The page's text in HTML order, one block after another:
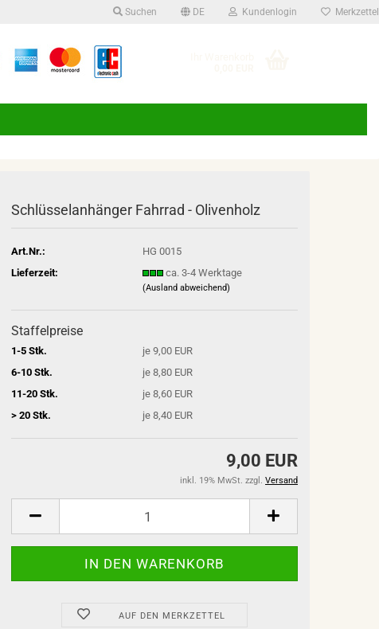
Suchen DE
Sprache auswählen
Kundenlogin
Passwort
Konto erstellen
Passwort vergessen?
Merkzettel
Schlüsselanhänger Fahrrad - Olivenholz
Art.Nr.:
HG 0015
Lieferzeit:
ca. 3-4 Werktage
(Ausland abweichend)
Staffelpreise
1-5 Stk.
je 9,00 EUR
6-10 Stk.
je 8,80 EUR
11-20 Stk.
je 8,60 EUR
> 20 Stk.
je 8,40 EUR
9,00 EUR
inkl. 19% MwSt. zzgl. Versand
AUF DEN MERKZETTEL